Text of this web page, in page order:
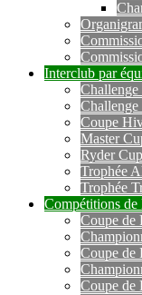
Interclub par
Challenge
Coupe
Master
Ryder Cup
Trophée
Trophée
Compétitions de
Coupe de
Coupe de
Coupe de